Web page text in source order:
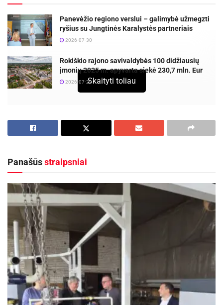
Panevėžio regiono verslui – galimybė užmegzti
ryšius su Jungtinės Karalystės partneriais
2026-07-30
Rokiškio rajono savivaldybės 100 didžiausių
įmonių 2025 m. apyvarta siekė 230,7 mln. Eur
2026-07-29
įgyvendinti trečioje klasėje sumanytą verslo
kurie dar nežino kas dedasi Rokiškyje.
Rokiškis – miestas, kuriame auga drąsūs ir
kūrybingi vaikai
Dar pernai, Rokiškyje pradėjo vykti kitokie,
šiuolaikiški ir linksmi matematikos užsiėmimai
pradinių klasių mokiniams. Vieno iš užsiėmimų
metu vaikai kūrė verslo planus. Verslo idėjų buvo
įvairiausių, nuo picerijos iki
turinio
kūrėjo (youtuberio). Vaikai skaičiavo kiek turės
išlaidų, iš ko gaus pajamas, kokį pelną uždirbs,
Skaityti toliau
Panašūsstraipsniai